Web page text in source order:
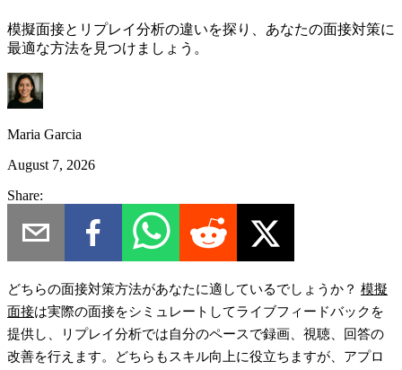
模擬面接とリプレイ分析の違いを探り、あなたの面接対策に
最適な方法を見つけましょう。
Maria Garcia
August 7, 2026
Share:
どちらの面接対策方法があなたに適しているでしょうか？ 模擬
面接は実際の面接をシミュレートしてライブフィードバックを
提供し、リプレイ分析では自分のペースで録画、視聴、回答の
改善を行えます。どちらもスキル向上に役立ちますが、アプロ